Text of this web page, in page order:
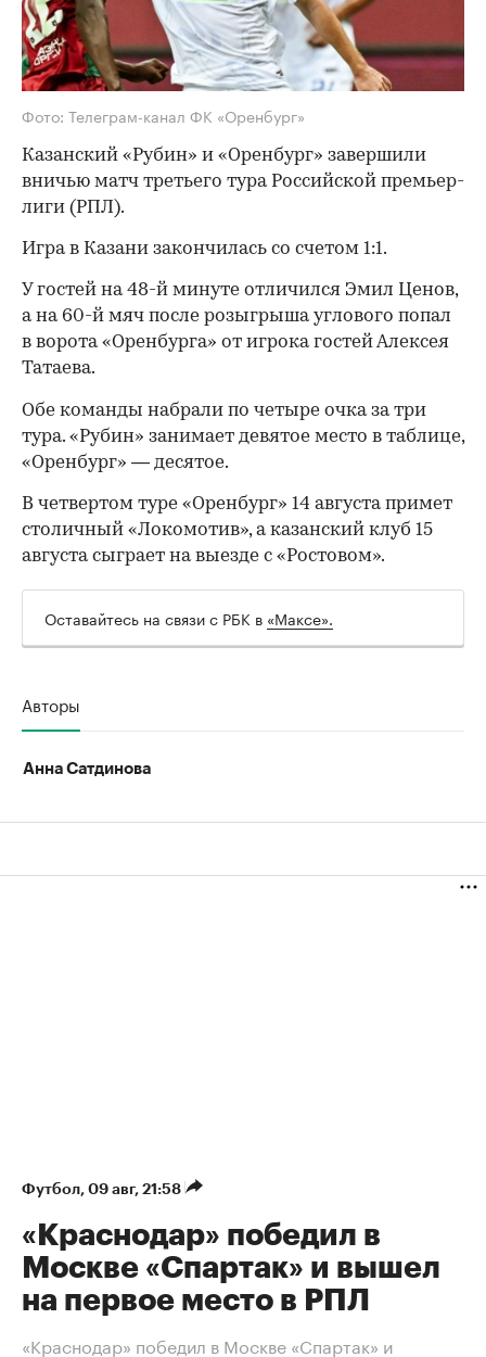
Фото: Телеграм-канал ФК «Оренбург»
Казанский «Рубин» и «Оренбург» завершили
вничью матч третьего тура Российской премьер-
лиги (РПЛ).
Игра в Казани закончилась со счетом 1:1.
У гостей на 48-й минуте отличился Эмил Ценов,
а на 60-й мяч после розыгрыша углового попал
в ворота «Оренбурга» от игрока гостей Алексея
Татаева.
00:00 / 00:00
Обе команды набрали по четыре очка за три
тура. «Рубин» занимает девятое место в таблице,
«Оренбург» — десятое.
В четвертом туре «Оренбург» 14 августа примет
столичный «Локомотив», а казанский клуб 15
августа сыграет на выезде с «Ростовом».
Оставайтесь на связи с РБК в «Максе».
Авторы
Анна Сатдинова
Футбол⁠, 09 авг, 21:58
«Краснодар» победил в
Москве «Спартак» и вышел
на первое место в РПЛ
«Краснодар» победил в Москве «Спартак» и